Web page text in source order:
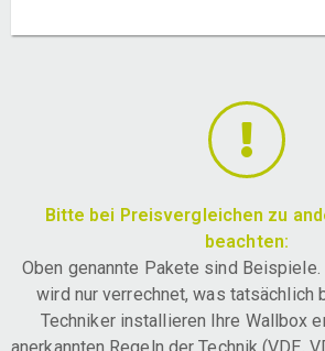
Bitte bei Preisvergleichen zu
beachten:
Oben genannte Pakete sind
wird nur verrechnet, was tatsächlich
Techniker installieren Ihre Wallbox